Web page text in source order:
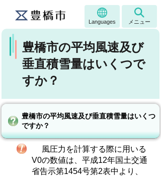
Languages メニュー
豊橋市の平均風速及び
垂直積雪量はいくつで
すか？
豊橋市の平均風速及び垂直積雪量はいくつ
ですか？
風圧力を計算する際に用いる
V0の数値は、平成12年国土交通
省告示第1454号第2表中より、